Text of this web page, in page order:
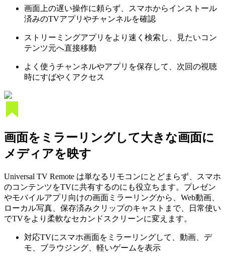
画面上の遅い操作に頼らず、スマホからインストール
済みのTVアプリやチャンネルを確認
ストリーミングアプリをより速く検索し、見たいコン
テンツ元へ直接移動
よく使うチャンネルやアプリを保存して、次回の視聴
時にすばやくアクセス
画面をミラーリングして大きな画面に
メディアを映す
Universal TV Remote は単なるリモコンにとどまらず、スマホ
のコンテンツをTVに共有するのにも役立ちます。プレゼン
やモバイルアプリ向けの画面ミラーリングから、Web動画、
ローカル写真、保存済みクリップのキャストまで、日常使い
でTVをより柔軟なセカンドスクリーンに変えます。
対応TVにスマホ画面をミラーリングして、動画、デ
モ、ブラウジング、軽いゲームを表示